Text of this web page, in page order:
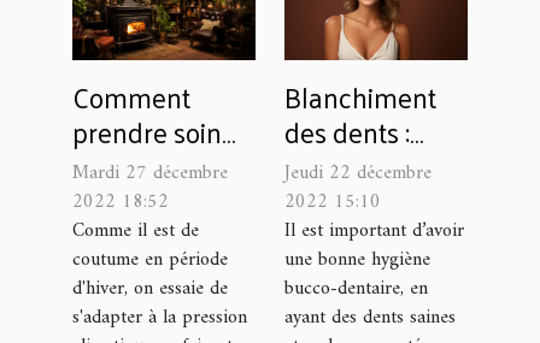
Comment
prendre soin
de votre poêle
à pétrole?
Mardi 27 décembre
2022 18:52
Comme il est de
coutume en période
d'hiver, on essaie de
s'adapter à la pression
Blanchiment
des dents :
quelles sont les
solutions
naturelles pour
des dents
éclatantes ?
Jeudi 22 décembre
2022 15:10
Il est important d’avoir
une bonne hygiène
bucco-dentaire, en
ayant des dents saines